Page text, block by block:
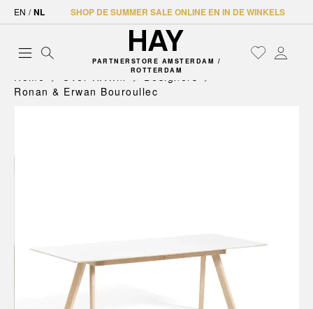
EN / NL SHOP DE SUMMER SALE ONLINE EN IN DE WINKELS
PARTNERSTORE AMSTERDAM /
ROTTERDAM
Home Over HAY.nl
Designers
Ronan & Erwan Bouroullec